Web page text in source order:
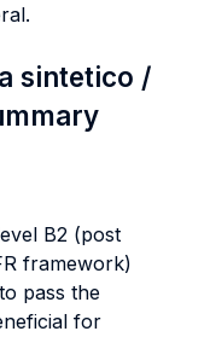
sintetico /
B2 (post
framework)
pass the
for